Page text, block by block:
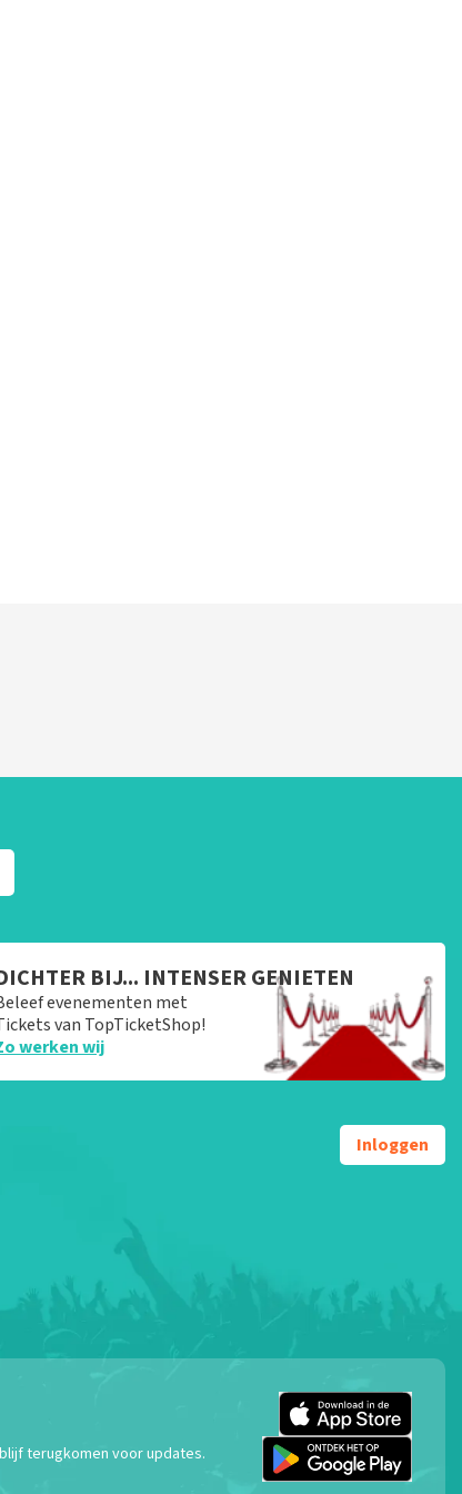
BIJ... INTENSER GENIETEN
evenementen met
van TopTicketShop!
werken wij
Inloggen
terugkomen voor updates.